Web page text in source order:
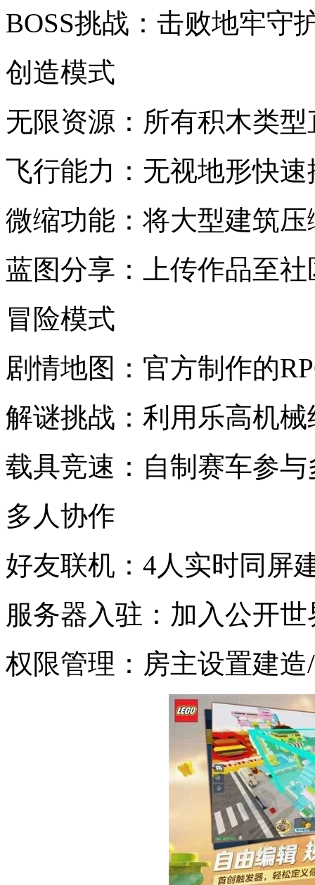
BOSS挑战：击败地牢守
创造模式
无限资源：所有积木类
飞行能力：无视地形快速
微缩功能：将大型建筑
蓝图分享：上传作品至
冒险模式
剧情地图：官方制作的
解谜挑战：利用乐高机
载具竞速：自制赛车参
多人协作
好友联机：4人实时同屏
服务器入驻：加入公开
权限管理：房主设置建